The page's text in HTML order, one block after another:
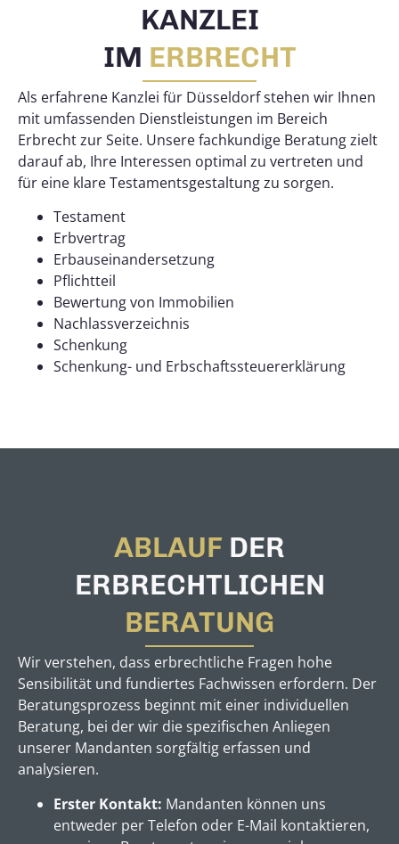
KANZLEI
IM ERBRECHT
Als erfahrene Kanzlei für Düsseldorf stehen wir Ihnen
mit umfassenden Dienstleistungen im Bereich
Erbrecht zur Seite. Unsere fachkundige Beratung zielt
darauf ab, Ihre Interessen optimal zu vertreten und
für eine klare Testamentsgestaltung zu sorgen.
Testament
Erbvertrag
Erbauseinandersetzung
Pflichtteil
Bewertung von Immobilien
Nachlassverzeichnis
Schenkung
Schenkung- und Erbschaftssteuererklärung
ABLAUF DER
ERBRECHTLICHEN
BERATUNG
Wir verstehen, dass erbrechtliche Fragen hohe
Sensibilität und fundiertes Fachwissen erfordern. Der
Beratungsprozess beginnt mit einer individuellen
Beratung, bei der wir die spezifischen Anliegen
unserer Mandanten sorgfältig erfassen und
analysieren.
Erster Kontakt: Mandanten können uns
entweder per Telefon oder E-Mail kontaktieren,